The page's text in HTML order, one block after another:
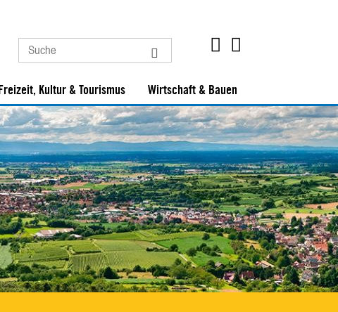
Kultur & Tourismus Wirtschaft & Bauen